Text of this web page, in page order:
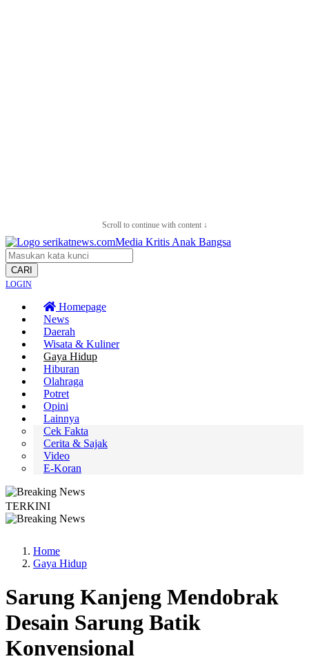
Scroll to continue with content ↓
CARI
LOGIN
Homepage
News
Daerah
Wisata & Kuliner
Gaya Hidup
Hiburan
Olahraga
Potret
Opini
Lainnya
Cek Fakta
Cerita & Sajak
Video
E-Koran
TERKINI
Home
Gaya Hidup
Sarung Kanjeng Mendobrak
Desain Sarung Batik
Konvensional